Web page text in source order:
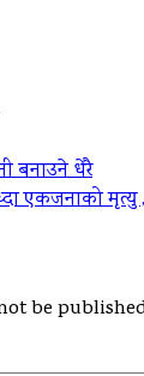
बनाउने धेरै
एकजनाको मृत्यु
be